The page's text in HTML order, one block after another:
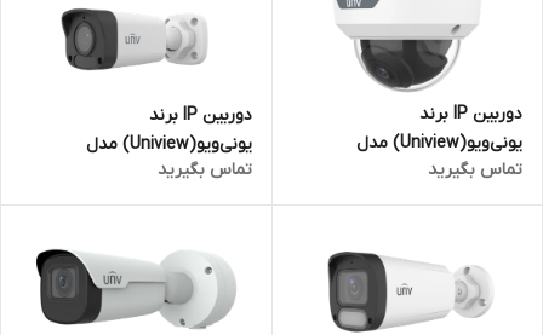
دوربین IP برند
یونی‌ویو(Uniview) مدل
مگاپیکسل
تماس بگیرید
دوربین IP برند
یونی‌ویو(Uniview) مدل
مگاپیکسل
تماس بگیرید